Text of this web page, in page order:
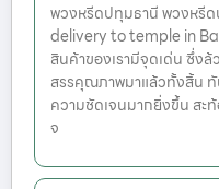
พวงหรีดปทุมธานี พวงหรี
delivery to temple in
สินค้าของเรามีจุดเด่น ซึ่ง
สรรคุณภาพมาแล้วทั้งสิ้น
ความชัดเจนมากยิ่งขึ้น สะ
จ